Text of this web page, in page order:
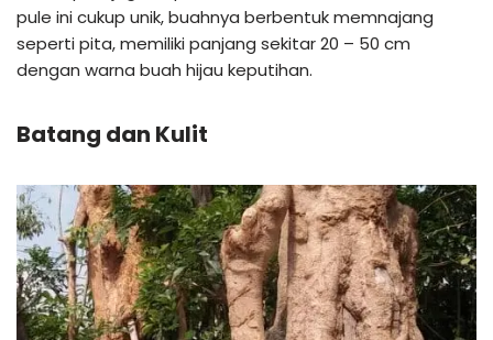
pule ini cukup unik, buahnya berbentuk memnajang
seperti pita, memiliki panjang sekitar 20 – 50 cm
dengan warna buah hijau keputihan.
Batang dan Kulit